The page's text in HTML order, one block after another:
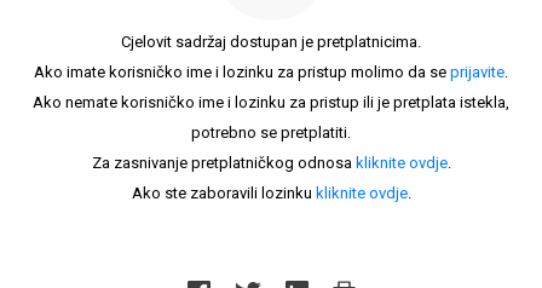
Cjelovit sadržaj dostupan je pretplatnicima.
Ako imate korisničko ime i lozinku za pristup molimo da se prijavite.
Ako nemate korisničko ime i lozinku za pristup ili je pretplata istekla,
potrebno se pretplatiti.
Za zasnivanje pretplatničkog odnosa kliknite ovdje.
Ako ste zaboravili lozinku kliknite ovdje.